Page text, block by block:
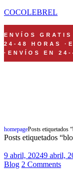
COCOLEBREL
ENVÍOS
24-48 HORAS ·
· ENVÍOS EN 24-
homepagePosts etiquetados
Posts etiquetados
9 abril, 20249 abril,
Blog 2 Comments